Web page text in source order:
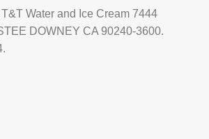
T&T Water and Ice Cream 7444
DOWNEY CA 90240-3600.